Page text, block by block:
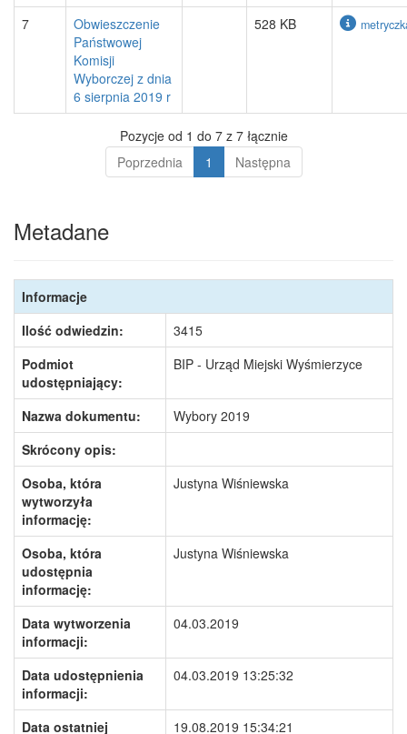
7
Obwieszczenie
Państwowej
Komisji
Wyborczej z dnia
6 sierpnia 2019 r
528 KB
Pozycje od 1 do 7 z 7 łącznie
Poprzednia
1 Następna
Metadane
Informacje
Ilość odwiedzin:
3415
Podmiot
udostępniający:
BIP - Urząd Miejski Wyśmierzyce
Nazwa dokumentu:
Wybory 2019
Skrócony opis:
Osoba, która
wytworzyła
informację:
Justyna Wiśniewska
Osoba, która
udostępnia
informację:
Justyna Wiśniewska
Data wytworzenia
informacji:
04.03.2019
Data udostępnienia
informacji:
04.03.2019 13:25:32
Data ostatniej 19.08.2019 15:34:21